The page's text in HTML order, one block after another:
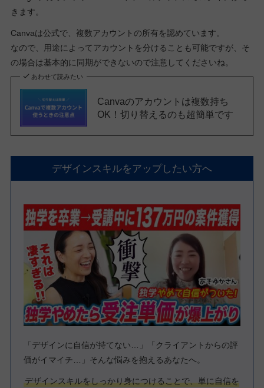
きます。
Canvaは公式で、複数アカウントの所有を認めています。
なので、用途によってアカウントを分けることも可能ですが、そ
の場合は基本的に同期ができないので注意してくださいね。
あわせて読みたい
Canvaのアカウントは複数持ち
OK！切り替えるのも超簡単です
デザインスキルをアップしたい方へ
「デザインに自信が持てない…」「クライアントからの評
価がイマイチ…」そんな悩みを抱えるあなたへ。
デザインスキルをしっかり身につけることで、単に自信を